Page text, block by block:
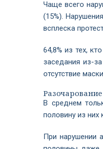
Чаще всего
(15%).
всплеска
64,8% из тех,
заседания из-
отсутствие
В среднем
половину из них
При нарушении